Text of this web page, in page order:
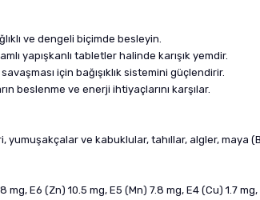
ve dengeli biçimde besleyin.
yapışkanlı tabletler halinde karışık yemdir.
için bağışıklık sistemini güçlendirir.
beslenme ve enerji ihtiyaçlarını karşılar.
ve kabuklular, tahıllar, algler, maya
E6 (Zn) 10.5 mg, E5 (Mn) 7.8 mg, E4 (Cu) 1.7